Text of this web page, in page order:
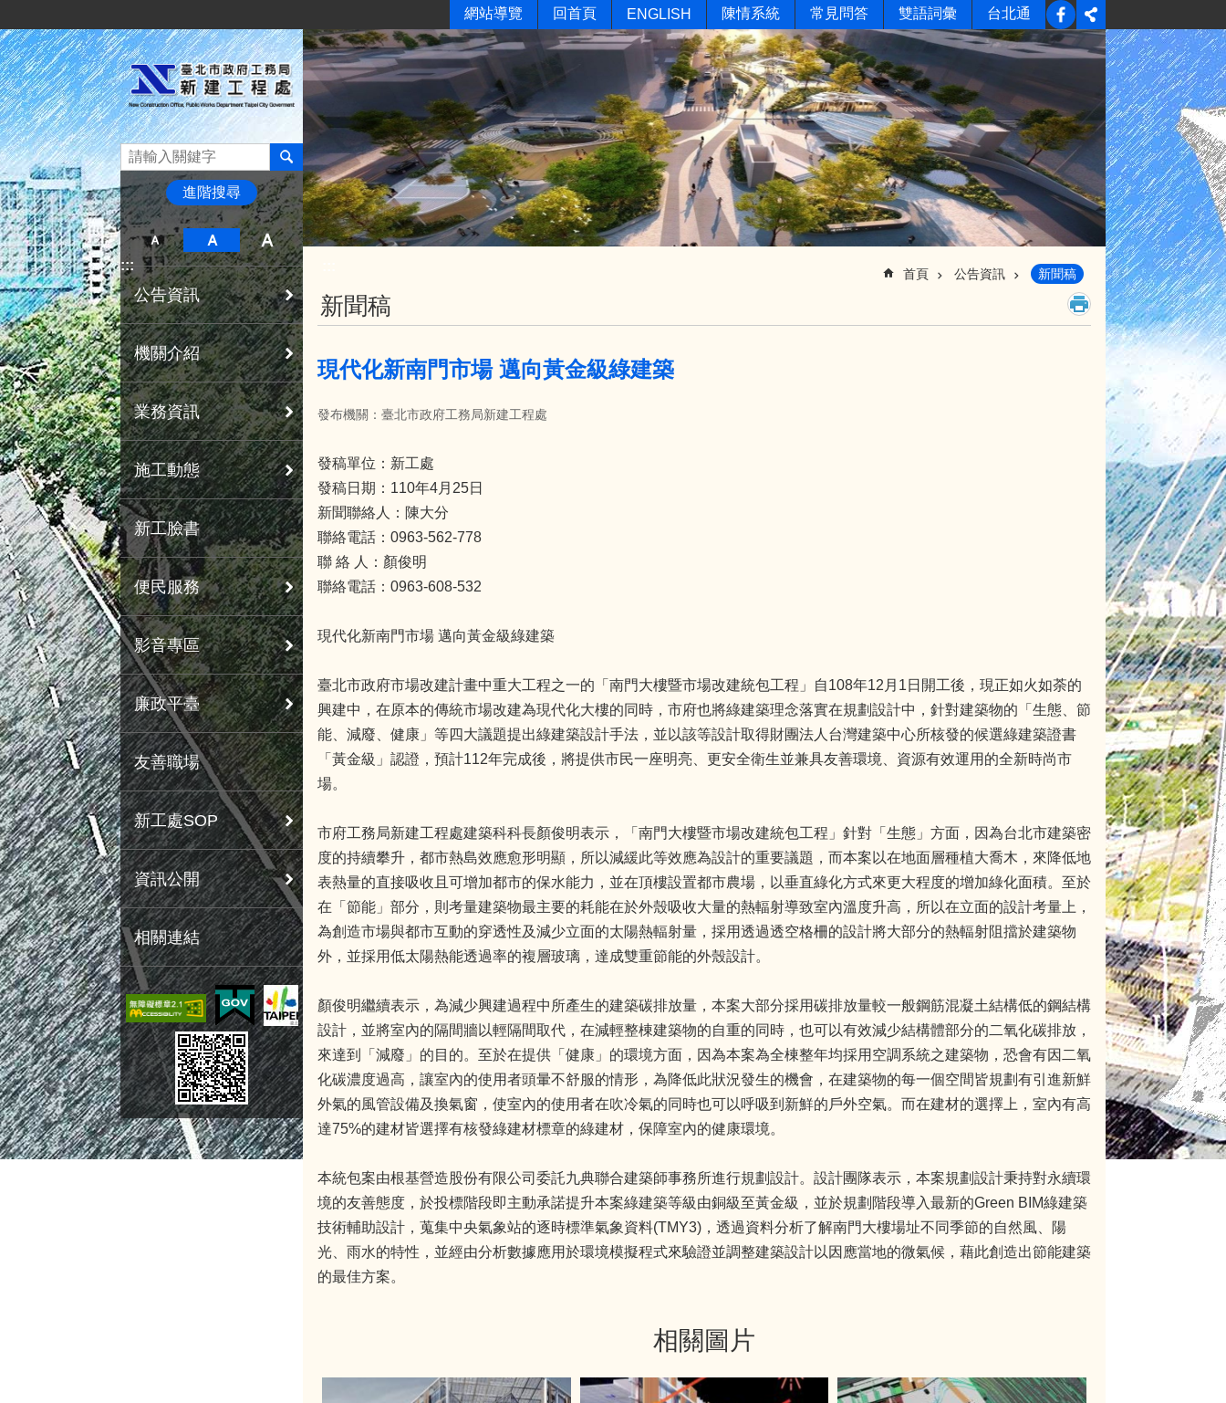
網站導覽 回首頁 ENGLISH 陳情系統 常見問答 雙語詞彙 台北通
進階搜尋
:::
公告資訊
機關介紹
業務資訊
施工動態
新工臉書
便民服務
影音專區
廉政平臺
友善職場
新工處SOP
資訊公開
相關連結
首頁 公告資訊 新聞稿
新聞稿
現代化新南門市場 邁向黃金級綠建築
發布機關：臺北市政府工務局新建工程處
發稿單位：新工處
發稿日期：110年4月25日
新聞聯絡人：陳大分
聯絡電話：0963-562-778
聯 絡 人：顏俊明
聯絡電話：0963-608-532
現代化新南門市場 邁向黃金級綠建築
臺北市政府市場改建計畫中重大工程之一的「南門大樓暨市場改建統包工程」自108年12月1日開工後，現正如火如荼的
興建中，在原本的傳統市場改建為現代化大樓的同時，市府也將綠建築理念落實在規劃設計中，針對建築物的「生態、節
能、減廢、健康」等四大議題提出綠建築設計手法，並以該等設計取得財團法人台灣建築中心所核發的候選綠建築證書
「黃金級」認證，預計112年完成後，將提供市民一座明亮、更安全衛生並兼具友善環境、資源有效運用的全新時尚市
場。
市府工務局新建工程處建築科科長顏俊明表示，「南門大樓暨市場改建統包工程」針對「生態」方面，因為台北市建築密
度的持續攀升，都市熱島效應愈形明顯，所以減緩此等效應為設計的重要議題，而本案以在地面層種植大喬木，來降低地
表熱量的直接吸收且可增加都市的保水能力，並在頂樓設置都市農場，以垂直綠化方式來更大程度的增加綠化面積。至於
在「節能」部分，則考量建築物最主要的耗能在於外殼吸收大量的熱輻射導致室內溫度升高，所以在立面的設計考量上，
為創造市場與都市互動的穿透性及減少立面的太陽熱輻射量，採用透過透空格柵的設計將大部分的熱輻射阻擋於建築物
外，並採用低太陽熱能透過率的複層玻璃，達成雙重節能的外殼設計。
顏俊明繼續表示，為減少興建過程中所產生的建築碳排放量，本案大部分採用碳排放量較一般鋼筋混凝土結構低的鋼結構
設計，並將室內的隔間牆以輕隔間取代，在減輕整棟建築物的自重的同時，也可以有效減少結構體部分的二氧化碳排放，
來達到「減廢」的目的。至於在提供「健康」的環境方面，因為本案為全棟整年均採用空調系統之建築物，恐會有因二氧
化碳濃度過高，讓室內的使用者頭暈不舒服的情形，為降低此狀況發生的機會，在建築物的每一個空間皆規劃有引進新鮮
外氣的風管設備及換氣窗，使室內的使用者在吹冷氣的同時也可以呼吸到新鮮的戶外空氣。而在建材的選擇上，室內有高
達75%的建材皆選擇有核發綠建材標章的綠建材，保障室內的健康環境。
本統包案由根基營造股份有限公司委託九典聯合建築師事務所進行規劃設計。設計團隊表示，本案規劃設計秉持對永續環
境的友善態度，於投標階段即主動承諾提升本案綠建築等級由銅級至黃金級，並於規劃階段導入最新的Green BIM綠建築
技術輔助設計，蒐集中央氣象站的逐時標準氣象資料(TMY3)，透過資料分析了解南門大樓場址不同季節的自然風、陽
光、雨水的特性，並經由分析數據應用於環境模擬程式來驗證並調整建築設計以因應當地的微氣候，藉此創造出節能建築
的最佳方案。
相關圖片